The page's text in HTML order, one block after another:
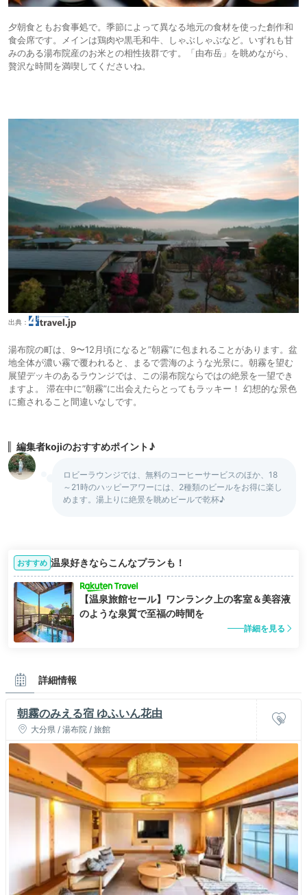
夕朝食ともお食事処で。季節によって異なる地元の食材を使った創作和
食会席です。メインは鶏肉や黒毛和牛、しゃぶしゃぶなど。いずれも甘
みのある湯布院産のお米との相性抜群です。「由布岳」を眺めながら、
贅沢な時間を満喫してくださいね。
出典：
湯布院の町は、9〜12月頃になると”朝霧”に包まれることがあります。盆
地全体が濃い霧で覆われると、まるで雲海のような光景に。朝霧を望む
展望デッキのあるラウンジでは、この湯布院ならではの絶景を一望でき
ますよ。 滞在中に”朝霧”に出会えたらとってもラッキー！ 幻想的な景色
に癒されること間違いなしです。
編集者kojiのおすすめポイント♪
ロビーラウンジでは、無料のコーヒーサービスのほか、18
～21時のハッピーアワーには、2種類のビールをお得に楽し
めます。湯上りに絶景を眺めビールで乾杯♪
おすすめ 温泉好きならこんなプランも！
【温泉旅館セール】ワンランク上の客室＆美容液
のような泉質で至福の時間を
詳細を見る
詳細情報
朝霧のみえる宿 ゆふいん花由
大分県 / 湯布院 / 旅館